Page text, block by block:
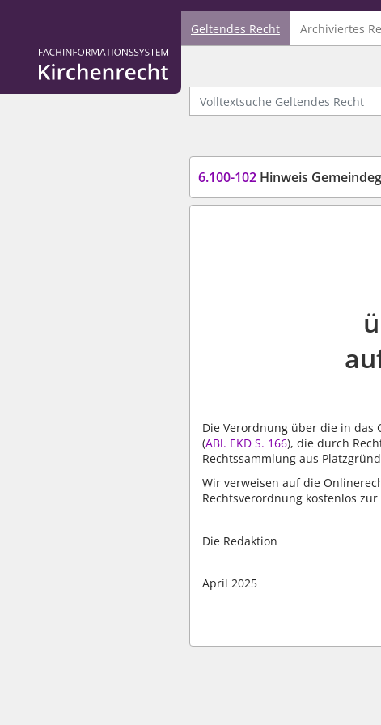
Logo Fachinformationssystem Kirchenrecht
Geltendes Recht Archiviertes
Volltextsuche Geltendes Recht
6.100-102 Hinweis
Die Verordnung über die in das
(ABl. EKD S. 166), die durch
Rechtssammlung aus
Wir verweisen auf die
Rechtsverordnung kostenlos
Die Redaktion
April 2025